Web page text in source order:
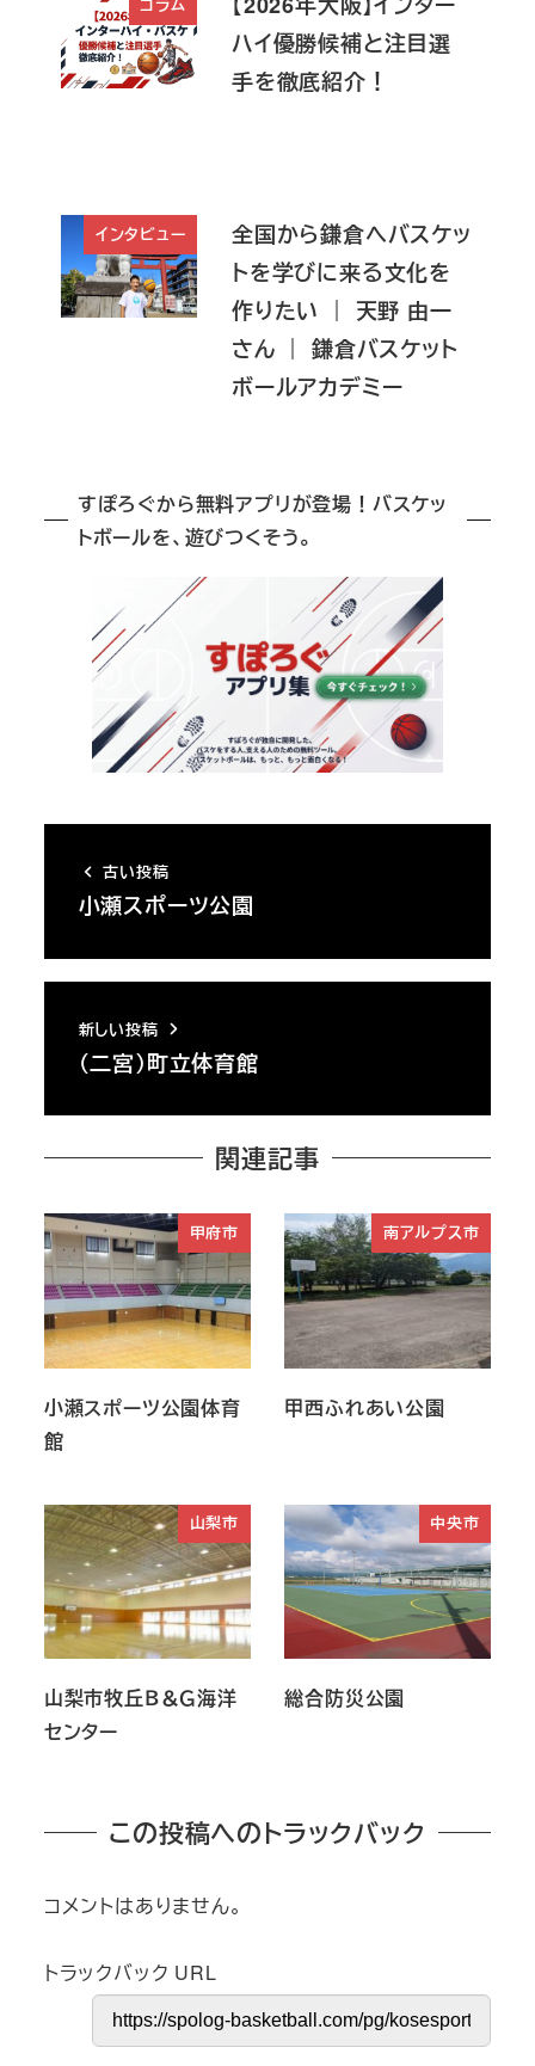
コラム
ハイ優勝候補と注目選
手を徹底紹介！
インタビュー
全国から鎌倉へバスケッ
トを学びに来る文化を
作りたい ｜ 天野 由一
さん ｜ 鎌倉バスケット
ボールアカデミー
すぽろぐから無料アプリが登場！バスケッ
トボールを、遊びつくそう。
古い投稿
小瀬スポーツ公園
新しい投稿
（二宮）町立体育館
関連記事
甲府市
小瀬スポーツ公園体育
館
南アルプス市
甲西ふれあい公園
山梨市
山梨市牧丘Ｂ＆Ｇ海洋
センター
中央市
総合防災公園
この投稿へのトラックバック
コメントはありません。
トラックバック URL